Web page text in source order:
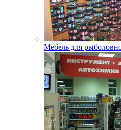
Мебель для